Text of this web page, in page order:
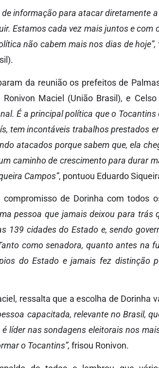
informação para atacar diretamente
Estamos cada vez mais juntos e com
não cabem mais nos dias de hoje”,
da reunião os prefeitos de
Maciel (União Brasil), e
É a principal política que o Tocantins
tem incontáveis trabalhos prestados
atacados porque sabem que, ela
caminho de crescimento para durar
Campos”, pontuou Eduardo
de Dorinha com todos
pessoa que jamais deixou para trás
139 cidades do Estado e, sendo
como senadora, quanto antes na
do Estado e jamais fez distinção
ressalta que a escolha de Dorinha
capacitada, relevante no Brasil,
líder nas sondagens eleitorais nos
o Tocantins”, frisou Ronivon.